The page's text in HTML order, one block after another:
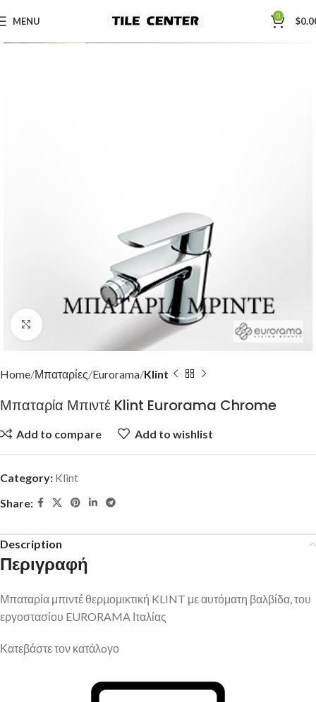
MENU 0 $
Click to enlarge
Home Μπαταρίες Eurorama Klint
Μπαταρία Μπιντέ Klint Eurorama Chrome
Add to compare Add to wishlist
Category: Klint
Share:
Description
Περιγραφή
Μπαταρία μπιντέ θερμομικτική KLINT με αυτόματη βαλβίδα, του
εργοστασίου EURORAMA Ιταλίας
Κατεβάστε τον κατάλoγο